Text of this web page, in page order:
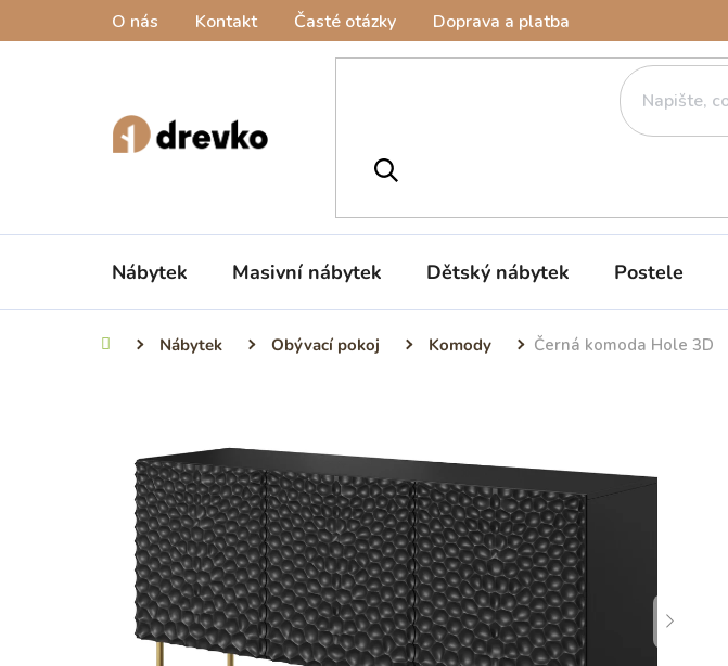
O nás Kontakt Časté otázky Doprava a platba
Nábytek Masivní nábytek Dětský nábytek Postele
Domů Nábytek Obývací pokoj Komody Černá komoda Hole 3D